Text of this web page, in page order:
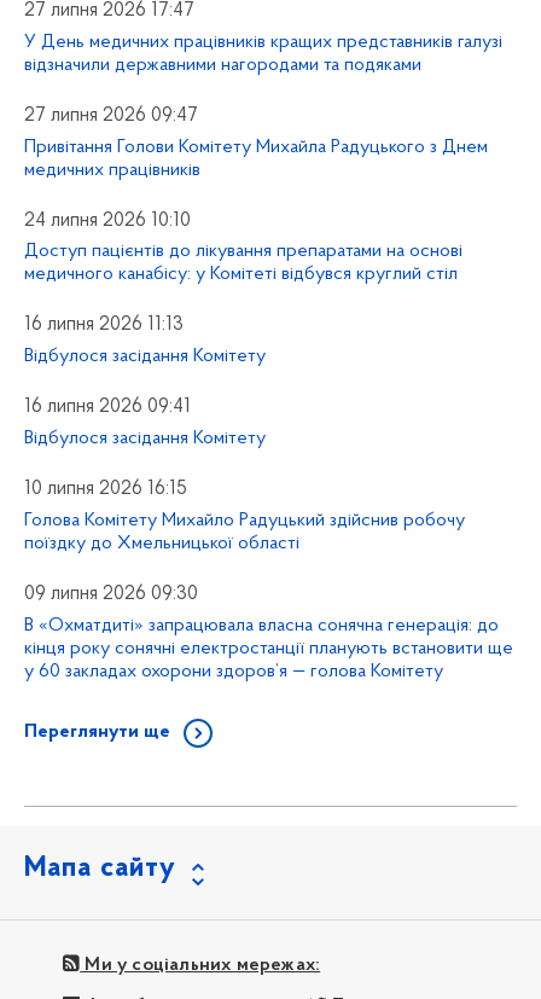
27 липня 2026 17:47
У День медичних працівників кращих представників галузі
відзначили державними нагородами та подяками
27 липня 2026 09:47
Привітання Голови Комітету Михайла Радуцького з Днем
медичних працівників
24 липня 2026 10:10
Доступ пацієнтів до лікування препаратами на основі
медичного канабісу: у Комітеті відбувся круглий стіл
16 липня 2026 11:13
Відбулося засідання Комітету
16 липня 2026 09:41
Відбулося засідання Комітету
10 липня 2026 16:15
Голова Комітету Михайло Радуцький здійснив робочу
поїздку до Хмельницької області
09 липня 2026 09:30
В «Охматдиті» запрацювала власна сонячна генерація: до
кінця року сонячні електростанції планують встановити ще
у 60 закладах охорони здоров’я — голова Комітету
Переглянути ще
Мапа сайту
Ми у соціальних мережах: